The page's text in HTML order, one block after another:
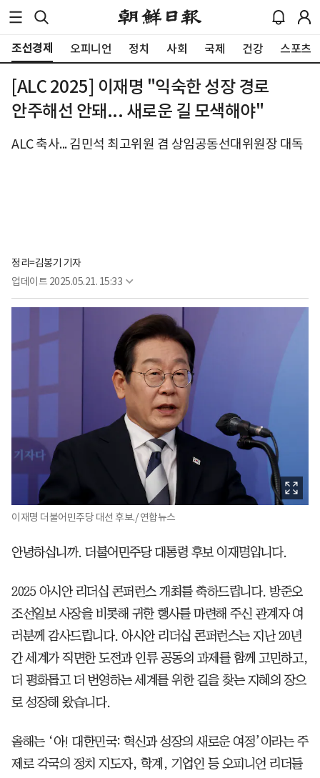
조선경제 오피니언 정치 사회 국제 건강 스포츠
[ALC 2025] 이재명 "익숙한 성장 경로
안주해선 안돼... 새로운 길 모색해야"
ALC 축사... 김민석 최고위원 겸 상임공동선대위원장 대독
정리=김봉기 기자
업데이트 2025.05.21. 15:33
이재명 더불어민주당 대선 후보./ 연합뉴스
안녕하십니까. 더불어민주당 대통령 후보 이재명입니다.
2025 아시안 리더십 콘퍼런스 개최를 축하드립니다. 방준오
조선일보 사장을 비롯해 귀한 행사를 마련해 주신 관계자 여
러분께 감사드립니다. 아시안 리더십 콘퍼런스는 지난 20년
간 세계가 직면한 도전과 인류 공동의 과제를 함께 고민하고,
더 평화롭고 더 번영하는 세계를 위한 길을 찾는 지혜의 장으
로 성장해 왔습니다.
올해는 ‘아! 대한민국: 혁신과 성장의 새로운 여정’이라는 주
제로 각국의 정치 지도자, 학계, 기업인 등 오피니언 리더들